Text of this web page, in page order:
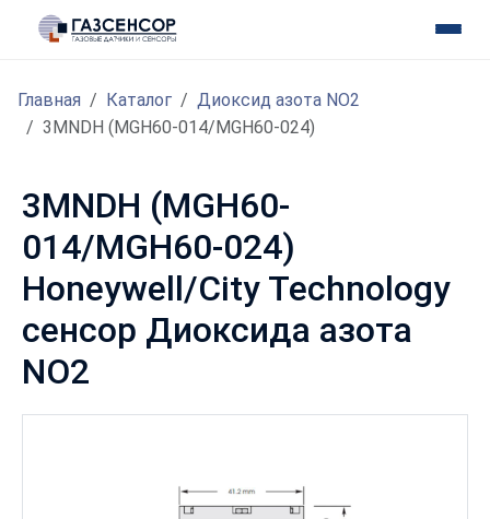
Главная Каталог
Диоксид азота NO2
3MNDH (MGH60-014/MGH60-024)
3MNDH (MGH60-
014/MGH60-024)
Honeywell/City Technology
сенсор Диоксида азота
NO2